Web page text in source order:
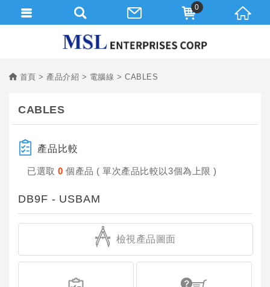
首頁 產品介紹 電腦線 CABLES
CABLES
產品比較
已選取 0個產品 ( 單次產品比較以3個為上限 )
DB9F - USBAM
檢視產品圖面
0